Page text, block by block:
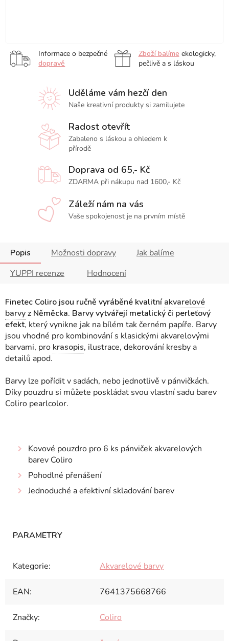
Informace o bezpečné
dopravě
Zboží balíme ekologicky,
pečlivě a s láskou
Uděláme vám hezčí den
Naše kreativní produkty si zamilujete
Radost otevřít
Zabaleno s láskou a ohledem k
přírodě
Doprava od 65,- Kč
ZDARMA při nákupu nad 1600,- Kč
Záleží nám na vás
Vaše spokojenost je na prvním místě
Popis Možnosti dopravy
Jak balíme
YUPPI recenze
Hodnocení
Finetec Coliro jsou ručně vyráběné kvalitníakvarelové
barvyz Něměcka. Barvy vytvářejí metalický či perleťový
efekt, který vynikne jak na bílém tak černém papíře. Barvy
jsou vhodné pro kombinování s klasickými akvarelovými
barvami, pro krasopis, ilustrace, dekorování kresby a
detailů apod.
Barvy lze pořídit v sadách, nebo jednotlivě v pánvičkách.
Díky pouzdru si můžete poskládat svou vlastní sadu barev
Coliro pearlcolor.
Kovové pouzdro pro 6 ks pánviček akvarelových
barev Coliro
Pohodlné přenášení
Jednoduché a efektivní skladování barev
Kategorie: Akvarelové barvy
EAN: 7641375668766
Značky: Coliro